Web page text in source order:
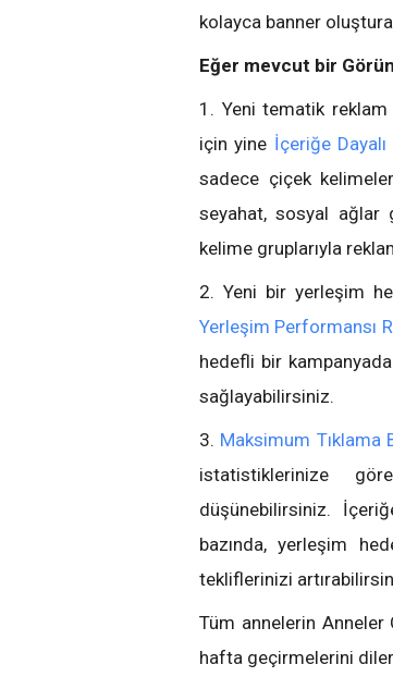
kolayca banner
Eğer mevcut bir
1. Yeni tematik
için yine İçeriğe Dayalı
sadece çiçek
seyahat, sosyal ağlar
kelime gruplarıyla
2. Yeni bir yerleşim
Yerleşim Performansı
hedefli bir
sağlayabilirsiniz.
3. Maksimum Tıklama
istatistiklerinize
düşünebilirsiniz.
bazında, yerleşim
tekliflerinizi
Tüm annelerin
hafta geçirmelerini